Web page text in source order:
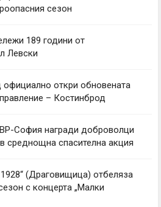
сезон
189 години от
Левски
откри обновената
– Костинброд
София награди доброволци
среднощна спасителна акция
(Драговищица) отбеляза
с концерта „Малки